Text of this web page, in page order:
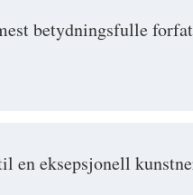
betydningsfulle
en eksepsjonell